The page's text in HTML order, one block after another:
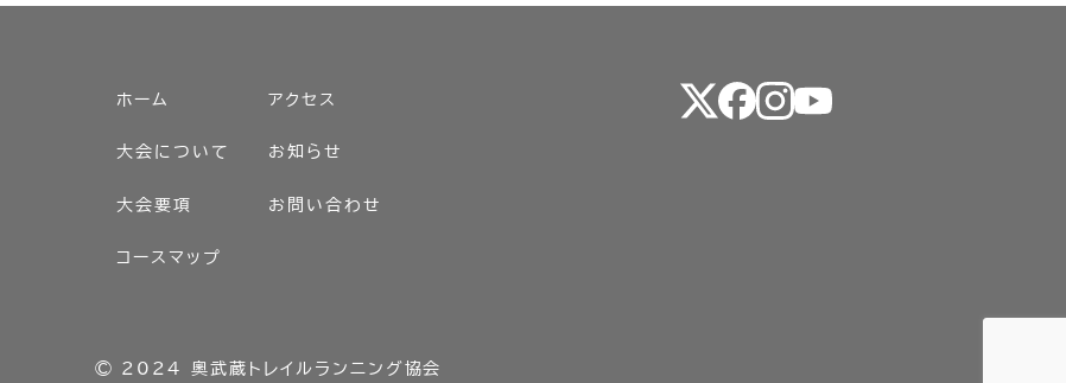
ホーム
大会について
大会要項
コースマップ
アクセス
お知らせ
お問い合わせ
© 2024奧武蔵トレイルランニング協会